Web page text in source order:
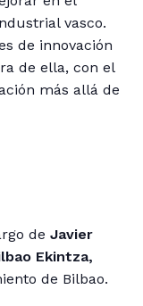
vasco.
de innovación
de ella, con el
más allá de
de Javier
Ekintza,
de Bilbao.